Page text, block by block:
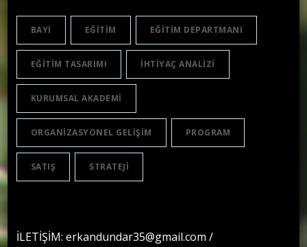
BAYI EĞITIM EĞITIM DEPARTMANI
EĞITIM TASARIMI IHTIYAÇ ANALIZI
KURUMSAL AKADEMI
ORGANIZASYONEL GELIŞIM PROGRAM
SATIŞ STRATEJI
İLETİŞİM: erkandundar35@gmail.com /